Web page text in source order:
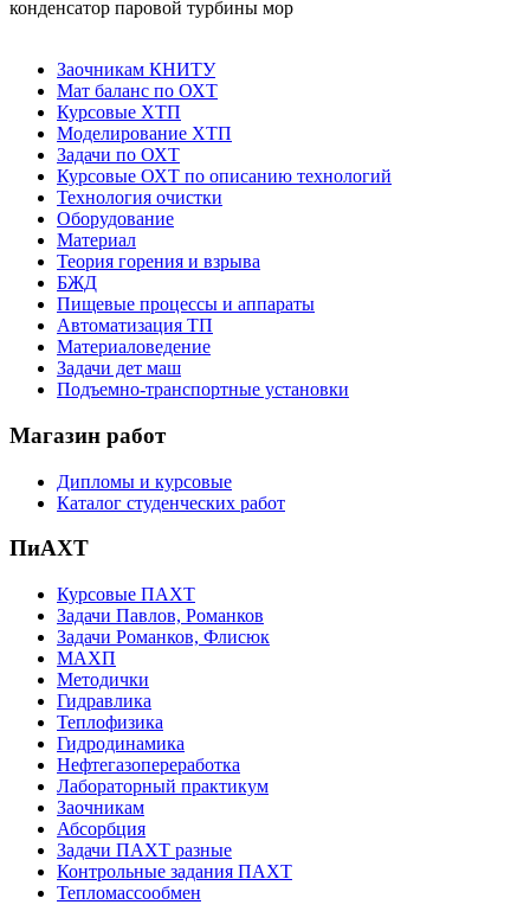
конденсатор паровой турбины мор
Заочникам КНИТУ
Мат баланс по ОХТ
Курсовые ХТП
Моделирование ХТП
Задачи по ОХТ
Курсовые ОХТ по описанию технологий
Технология очистки
Оборудование
Материал
Теория горения и взрыва
БЖД
Пищевые процессы и аппараты
Автоматизация ТП
Материаловедение
Задачи дет маш
Подъемно-транспортные установки
Магазин работ
Дипломы и курсовые
Каталог студенческих работ
ПиАХТ
Курсовые ПАХТ
Задачи Павлов, Романков
Задачи Романков, Флисюк
МАХП
Методички
Гидравлика
Теплофизика
Гидродинамика
Нефтегазопереработка
Лабораторный практикум
Заочникам
Абсорбция
Задачи ПАХТ разные
Контрольные задания ПАХТ
Тепломассообмен